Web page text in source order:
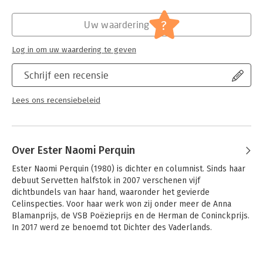
haar oudste broer zegt. ‘Dit gaat mij ook aan.’
Literatuur en romans
Schrijf een recensie
Lees ons recensiebeleid
Uw waardering ?
Log in om uw waardering te geven
Over Ester Naomi Perquin
Ester Naomi Perquin (1980) is dichter en columnist. Sinds haar
debuut Servetten halfstok in 2007 verschenen vijf
dichtbundels van haar hand, waaronder het gevierde
Celinspecties. Voor haar werk won zij onder meer de Anna
Blamanprijs, de VSB Poëzieprijs en de Herman de Coninckprijs.
In 2017 werd ze benoemd tot Dichter des Vaderlands.